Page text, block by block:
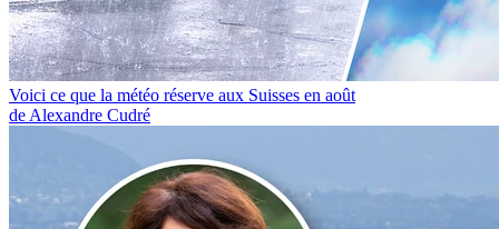
Voici ce que la météo réserve aux Suisses en août
de Alexandre Cudré